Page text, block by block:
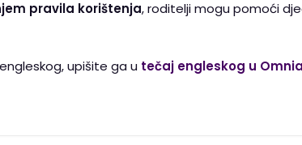
pravila korištenja, roditelji mogu pomoći
upišite ga u tečaj engleskog u